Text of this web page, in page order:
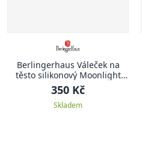
Berlingerhaus Váleček na
těsto silikonový Moonlight
Edition
350 Kč
Skladem